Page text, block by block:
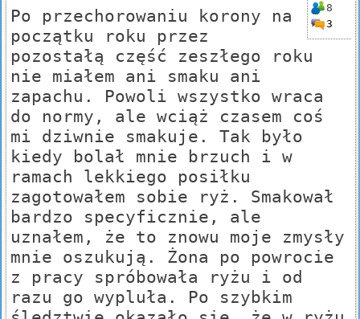
8
3
Po przechorowaniu korony na
początku roku przez
pozostałą część zeszłego roku
nie miałem ani smaku ani
zapachu. Powoli wszystko wraca
do normy, ale wciąż czasem coś
mi dziwnie smakuje. Tak było
kiedy bolał mnie brzuch i w
ramach lekkiego posiłku
zagotowałem sobie ryż. Smakował
bardzo specyficznie, ale
uznałem, że to znowu moje zmysły
mnie oszukują. Żona po powrocie
z pracy spróbowała ryżu i od
razu go wypluła. Po szybkim